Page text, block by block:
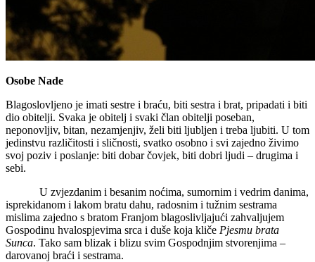
Osobe Nade
Blagoslovljeno je imati sestre i braću, biti sestra i brat, pripadati i biti
dio obitelji. Svaka je obitelj i svaki član obitelji poseban,
neponovljiv, bitan, nezamjenjiv, želi biti ljubljen i treba ljubiti. U tom
jedinstvu različitosti i sličnosti, svatko osobno i svi zajedno živimo
svoj poziv i poslanje: biti dobar čovjek, biti dobri ljudi – drugima i
sebi.
U zvjezdanim i besanim noćima, sumornim i vedrim danima,
isprekidanom i lakom bratu dahu, radosnim i tužnim sestrama
mislima zajedno s bratom Franjom blagoslivljajući zahvaljujem
Gospodinu hvalospjevima srca i duše koja kliče Pjesmu brata
Sunca. Tako sam blizak i blizu svim Gospodnjim stvorenjima –
darovanoj braći i sestrama.